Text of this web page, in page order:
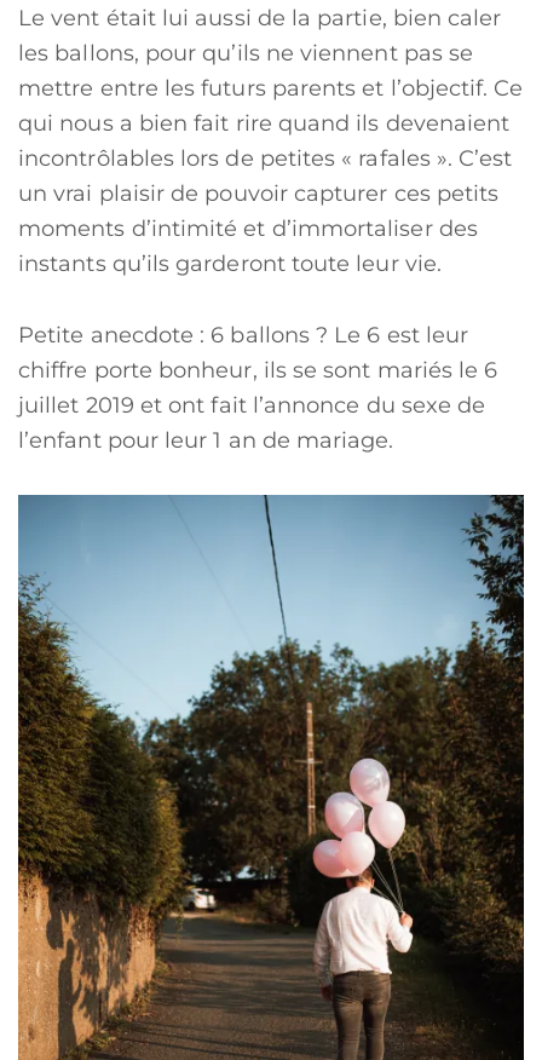
Le vent était lui aussi de la partie, bien caler
les ballons, pour qu’ils ne viennent pas se
mettre entre les futurs parents et l’objectif. Ce
qui nous a bien fait rire quand ils devenaient
incontrôlables lors de petites « rafales ». C’est
un vrai plaisir de pouvoir capturer ces petits
moments d’intimité et d’immortaliser des
instants qu’ils garderont toute leur vie.
Petite anecdote : 6 ballons ? Le 6 est leur
chiffre porte bonheur, ils se sont mariés le 6
juillet 2019 et ont fait l’annonce du sexe de
l’enfant pour leur 1 an de mariage.